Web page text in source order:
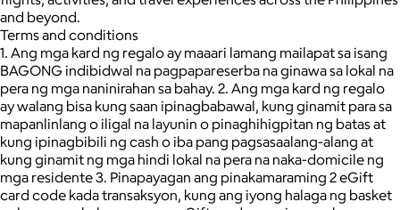
and beyond.
Terms and conditions
1. Ang mga kard ng regalo ay maaari lamang mailapat sa isang
BAGONG indibidwal na pagpapareserba na ginawa sa lokal na
pera ng mga naninirahan sa bahay. 2. Ang mga kard ng regalo
ay walang bisa kung saan ipinagbabawal, kung ginamit para sa
mapanlinlang o iligal na layunin o pinaghihigpitan ng batas at
kung ipinagbibili ng cash o iba pang pagsasaalang-alang at
kung ginamit ng mga hindi lokal na pera na naka-domicile ng
mga residente 3. Pinapayagan ang pinakamaraming 2 eGift
card code kada transaksyon, kung ang iyong halaga ng basket